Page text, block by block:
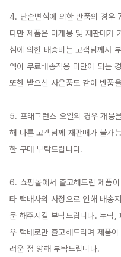
4. 단순변심에 의한 반품의 경우
다만 제품은 미개봉 및 재판매가
심에 의한 배송비는 고객님께서
액이 무료배송적용 미만이 되는
또한 받으신 사은품도 같이 반품
5. 프래그런스 오일의 경우 개봉
해 다른 고객님께 재판매가 불가
한 구매 부탁드립니다.
6. 쇼핑몰에서 출고해드린 제품
타 택배사의 사정으로 인해 배송
문 해주시길 부탁드립니다. 누락,
우 택배로만 출고해드리며 제품
려운 점 양해 부탁드립니다.